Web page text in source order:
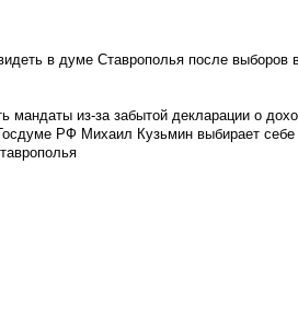
в думе Ставрополья после выборов
мандаты из-за забытой декларации о
РФ Михаил Кузьмин выбирает себе